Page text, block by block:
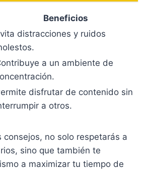
Beneficios
distracciones y ruidos
a un ambiente de
disfrutar de contenido sin
a otros.
consejos, no solo respetarás a
sino que también te
a maximizar tu tiempo de